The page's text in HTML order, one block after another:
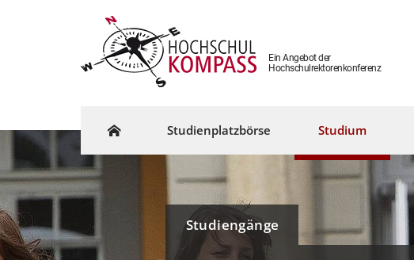
Ein Angebot der
Hochschulrektorenkonferenz
Studienplatzbörse Studium
Studiengänge